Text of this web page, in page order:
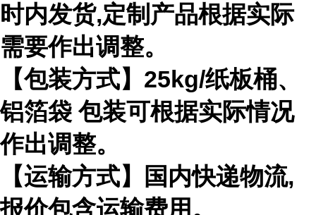
时内发货,定制产品根据实际
需要作出调整。
【包装方式】 25kg/纸板桶、
铝箔袋 包装可根据实际情况
作出调整。
【运输方式】国内快递物流,
报价包含运输费用。